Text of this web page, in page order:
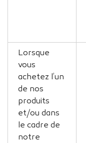
Lorsque
vous
achetez l’un
de nos
produits
et/ou dans
le cadre de
notre